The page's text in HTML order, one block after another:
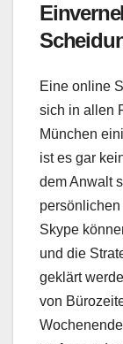
Eine online
sich in allen
München
ist es gar
dem Anwalt
Skype
und die
geklärt
von